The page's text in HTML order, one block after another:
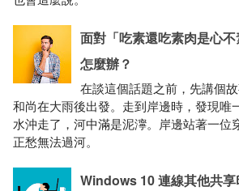
面對「吃素還吃素肉是心
怎麼辦？
在談這個話題之前，先講個
和尚在大雨後出發。走到岸邊時，發現唯
水沖走了，河中滿是泥濘。岸邊站著一位
正愁無法過河。
Windows 10 連線其他共